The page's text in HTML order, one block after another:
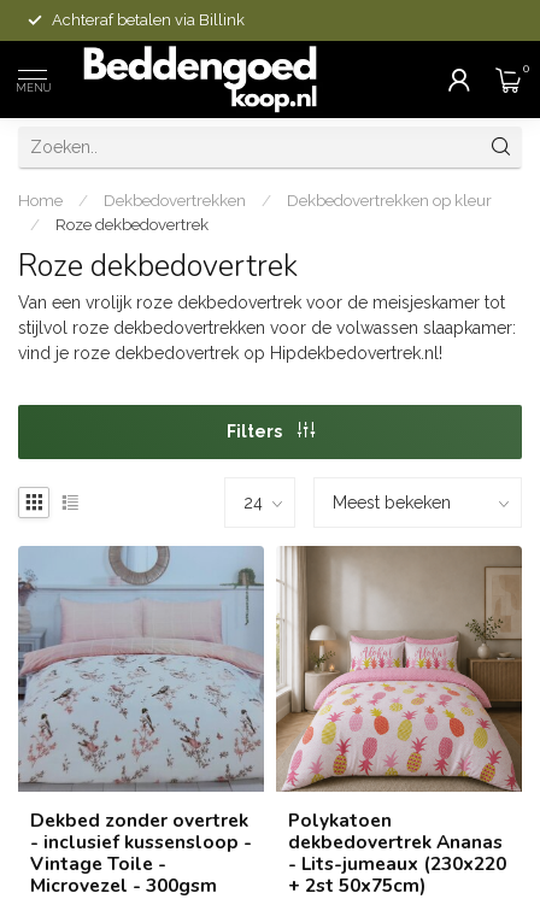
Achteraf betalen via Billink
MENU
0
Home / Dekbedovertrekken /
Dekbedovertrekken op kleur
/
Roze dekbedovertrek
Roze dekbedovertrek
Van een vrolijk roze dekbedovertrek voor de meisjeskamer tot
stijlvol roze dekbedovertrekken voor de volwassen slaapkamer:
vind je roze dekbedovertrek op Hipdekbedovertrek.nl!
Filters
Dekbed zonder overtrek
- inclusief kussensloop -
Vintage Toile -
Microvezel - 300gsm
Polykatoen
dekbedovertrek Ananas
- Lits-jumeaux (230x220
+ 2st 50x75cm)